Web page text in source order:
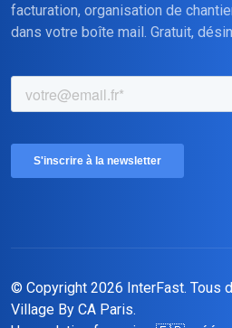
facturation, organisation de
dans votre boîte mail. Gratuit,
© Copyright 2026 InterFast. Tous
Village By CA Paris.